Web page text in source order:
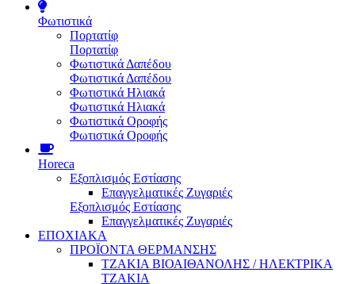
Φωτιστικά
Πορτατίφ
Πορτατίφ
Φωτιστικά Δαπέδου
Φωτιστικά Δαπέδου
Φωτιστικά Ηλιακά
Φωτιστικά Ηλιακά
Φωτιστικά Οροφής
Φωτιστικά Οροφής
Horeca
Εξοπλισμός Εστίασης
Επαγγελματικές Ζυγαριές
Εξοπλισμός Εστίασης
Επαγγελματικές Ζυγαριές
ΕΠΟΧΙΑΚΑ
ΠΡΟΪΟΝΤΑ ΘΕΡΜΑΝΣΗΣ
ΤΖΑΚΙΑ ΒΙΟΑΙΘΑΝΟΛΗΣ / ΗΛΕΚΤΡΙΚΑ
ΤΖΑΚΙΑ